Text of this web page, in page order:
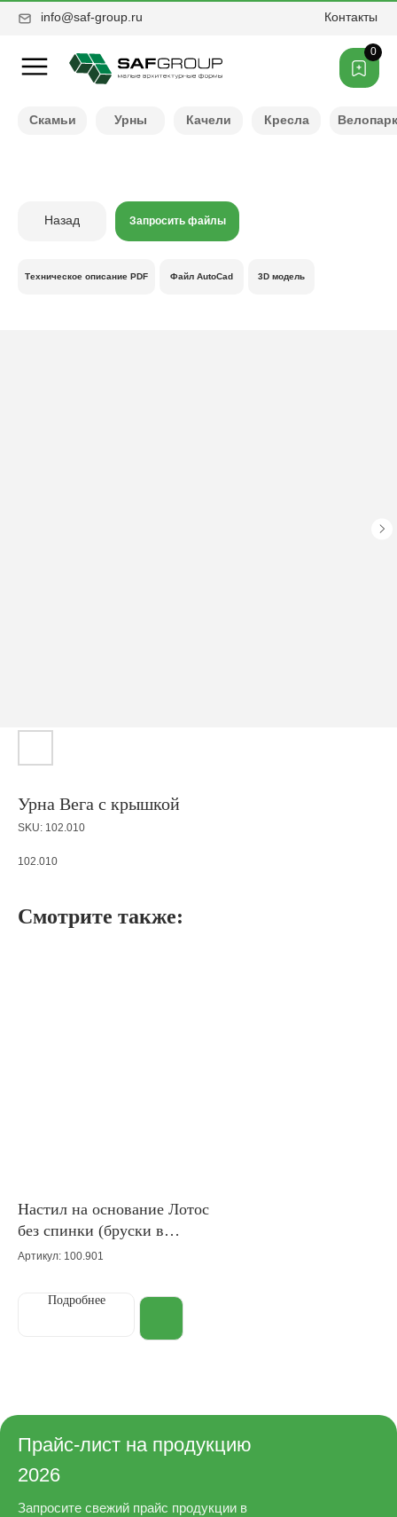
Контакты
info@saf-group.ru
0
Скамьи Урны Качели Кресла
Назад Запросить файлы
3D модель
Файл AutoCad
Техническое описание PDF
Урна Вега с крышкой
SKU: 102.010
102.010
Смотрите также:
Настил на основание Лотос
без спинки (бруски в
длину)
Артикул: 100.901
Подробнее
Прайс-лист на продукцию
2026
Запросите свежий прайс продукции в